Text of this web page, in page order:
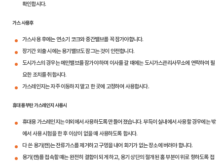
확인합시다.
가스 사용후
가스사용 후에는 연소기 코크와 중간밸브를 꼭 잠가야합니다.
장기간 외출 시에는 용기밸브도 잠그는 것이 안전합니다.
도시가스의 경우는 메인밸브를 잠가야 하며 이사를 갈 때에는 도시가스관리사무소에 연락하여 필
요한 조치를 취합시다.
가스레인지는 자주 이동하지 말고 한 곳에 고정하여 사용합시다.
휴대용 부탄 가스레인지 사용시
휴대용 가스레인지는 야외에서 사용하도록 만들어 졌습니다. 부득이 실내에서 사용할 경우에는 밖
에서 사용 시험을 한 후 이상이 없을 때 사용하도록 합시다.
다 쓴 용기(캔)는 잔류가스를 제거하고 구멍을 내어 화기가 없는 장소에 버려야 합니다.
용기(캔)를 접속할 때는 완전히 결합이 되게 하고, 용기 상단의 절개된 홈 부분이 위로 향하도록 접